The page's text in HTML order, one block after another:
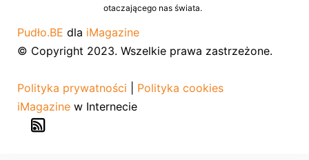
otaczającego nas świata.
Pudło.BE dla iMagazine
© Copyright 2023. Wszelkie prawa zastrzeżone.
Polityka prywatności
Polityka cookies
iMagazine w Internecie